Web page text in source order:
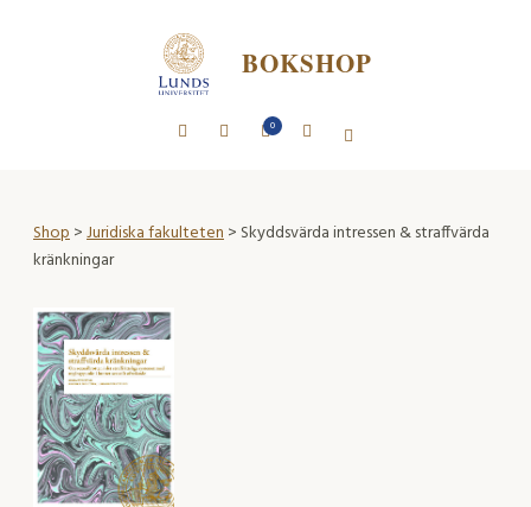
BOKSHOP
0
Shop>Juridiska fakulteten> Skyddsvärda intressen & straffvärda
kränkningar